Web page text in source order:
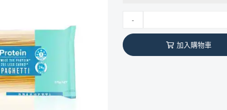
-
加入購物車